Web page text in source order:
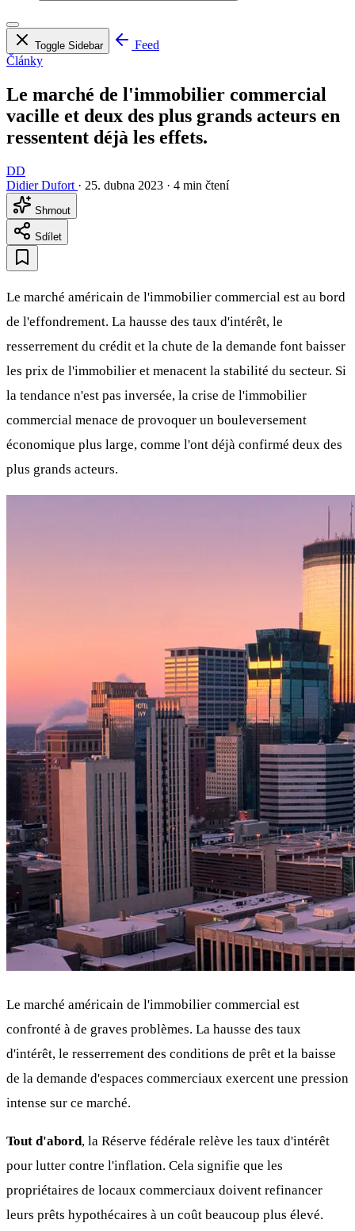
Toggle Sidebar
Feed
Články
Le marché de l'immobilier commercial
vacille et deux des plus grands acteurs en
ressentent déjà les effets.
DD
Didier Dufort · 25. dubna 2023 · 4 min čtení
Shrnout
Sdílet
Le marché américain de l'immobilier commercial est au bord
de l'effondrement. La hausse des taux d'intérêt, le
resserrement du crédit et la chute de la demande font baisser
les prix de l'immobilier et menacent la stabilité du secteur. Si
la tendance n'est pas inversée, la crise de l'immobilier
commercial menace de provoquer un bouleversement
économique plus large, comme l'ont déjà confirmé deux des
plus grands acteurs.
Le marché américain de l'immobilier commercial est
confronté à de graves problèmes. La hausse des taux
d'intérêt, le resserrement des conditions de prêt et la baisse
de la demande d'espaces commerciaux exercent une pression
intense sur ce marché.
Tout d'abord, la Réserve fédérale relève les taux d'intérêt
pour lutter contre l'inflation. Cela signifie que les
propriétaires de locaux commerciaux doivent refinancer
leurs prêts hypothécaires à un coût beaucoup plus élevé.